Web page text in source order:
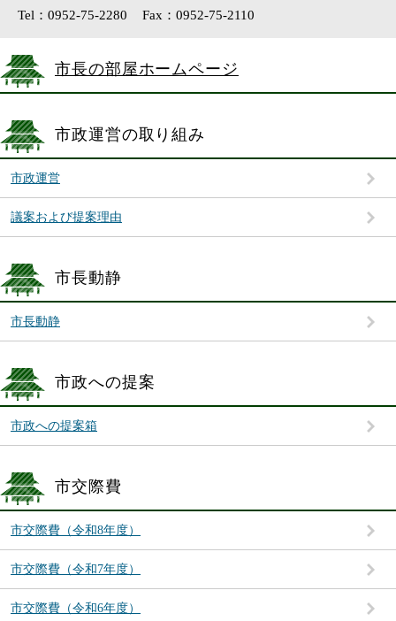
市長の部屋ホームページ
市政運営の取り組み
市政運営
議案および提案理由
市長動静
市長動静
市政への提案
市政への提案箱
市交際費
市交際費（令和8年度）
市交際費（令和7年度）
市交際費（令和6年度）
Tel：0952-75-2280
Fax：0952-75-2110